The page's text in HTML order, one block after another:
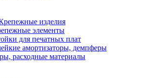
изделия
элементы
для печатных плат
амортизаторы, демпферы
расходные материалы